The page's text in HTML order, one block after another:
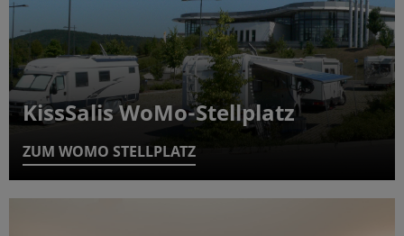
KissSalis WoMo-Stellplatz
ZUM WOMO STELLPLATZ